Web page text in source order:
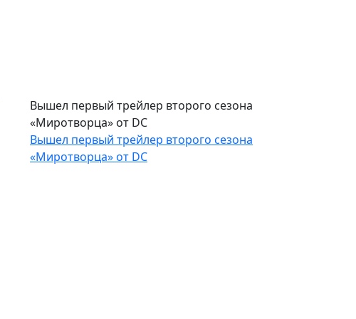
Вышел первый трейлер второго сезона
«Миротворца» от DC
Вышел первый трейлер второго сезона
«Миротворца» от DC